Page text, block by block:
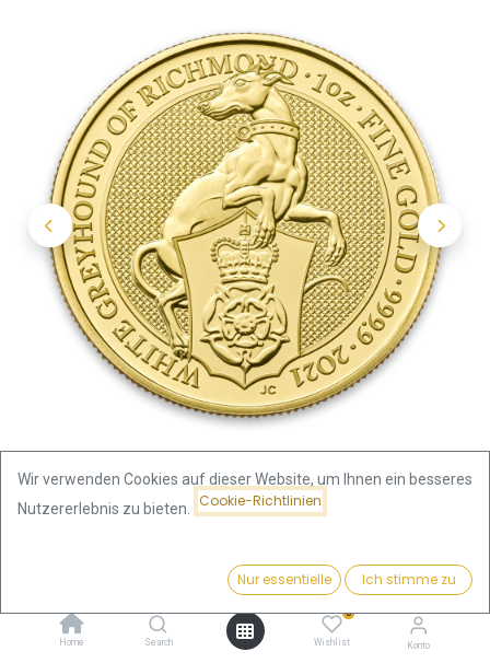
4.320,05€ Kaufen
Home Search
0
Wishlist Konto
Queen's Beasts White Greyhound of Richmond 1 Unze
Wir verwenden Cookies auf dieser Website, um Ihnen ein besseres
Nutzererlebnis zu bieten.
Cookie-Richtlinien
Nur essentielle Ich stimme zu